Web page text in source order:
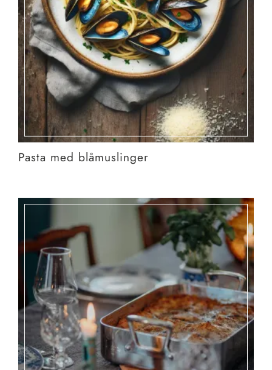
Pasta med blåmuslinger